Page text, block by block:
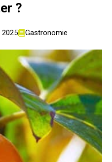
?
2025 Gastronomie